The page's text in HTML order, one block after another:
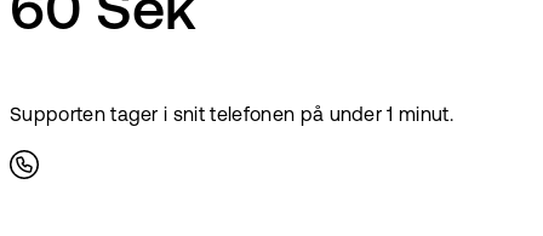
60 Sek
Supporten tager i snit telefonen på under 1 minut.